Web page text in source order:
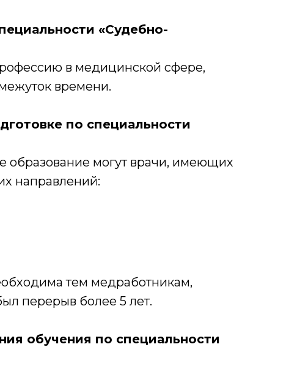
«Судебно-
в медицинской сфере,
времени.
по специальности
образование могут врачи, имеющих
направлений:
тем медработникам,
перерыв более 5 лет.
обучения по специальности